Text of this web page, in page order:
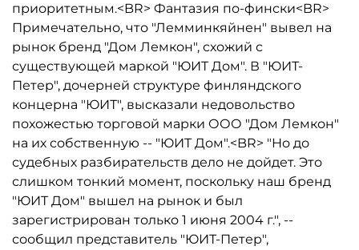
приоритетным.<BR> Фантазия по-фински<BR>
Примечательно, что "Лемминкяйнен" вывел на
рынок бренд "Дом Лемкон", схожий с
существующей маркой "ЮИТ Дом". В "ЮИТ-
Петер", дочерней структуре финляндского
концерна "ЮИТ", высказали недовольство
похожестью торговой марки ООО "Дом Лемкон"
на их собственную -- "ЮИТ Дом".<BR> "Но до
судебных разбирательств дело не дойдет. Это
слишком тонкий момент, поскольку наш бренд
"ЮИТ Дом" вышел на рынок и был
зарегистрирован только 1 июня 2004 г.", --
сообщил представитель "ЮИТ-Петер",